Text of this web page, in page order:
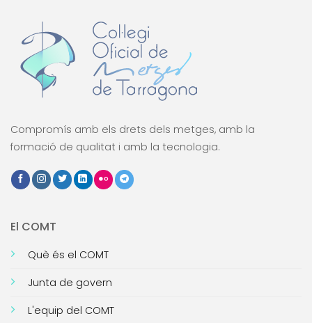
Compromís amb els drets dels metges, amb la
formació de qualitat i amb la tecnologia.
El COMT
Què és el COMT
Junta de govern
L'equip del COMT